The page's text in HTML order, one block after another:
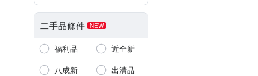
二手品條件 NEW
福利品
近全新
八成新
出清品